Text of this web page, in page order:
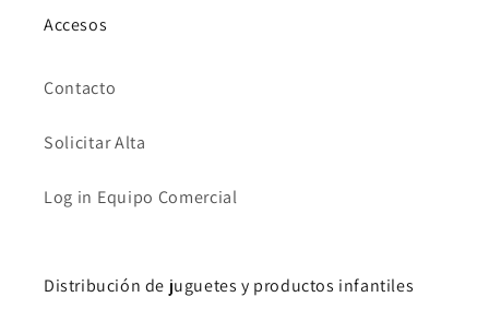
Accesos
Contacto
Solicitar Alta
Log in Equipo Comercial
Distribución de juguetes y productos infantiles